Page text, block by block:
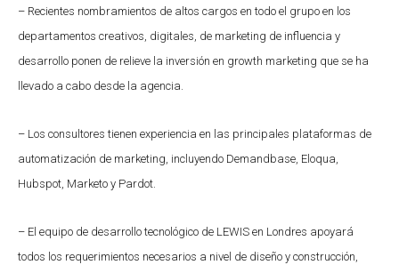
– Recientes nombramientos de altos cargos en todo el grupo en los
departamentos creativos, digitales, de marketing de influencia y
desarrollo ponen de relieve la inversión en growth marketing que se ha
llevado a cabo desde la agencia.
– Los consultores tienen experiencia en las principales plataformas de
automatización de marketing, incluyendo Demandbase, Eloqua,
Hubspot, Marketo y Pardot.
– El equipo de desarrollo tecnológico de LEWIS en Londres apoyará
todos los requerimientos necesarios a nivel de diseño y construcción,